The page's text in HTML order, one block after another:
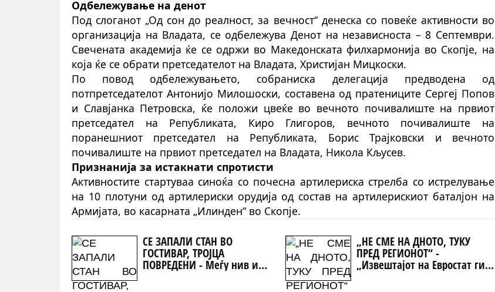
Одбележување на денот
Под слоганот „Од сон до реалност, за вечност“ денеска со повеќе активности во
организација на Владата, се одбележува Денот на независноста – 8 Септември.
Свечената академија ќе се одржи во Македонската филхармонија во Скопје, на
која ќе се обрати претседателот на Владата, Христијан Мицкоски.
По повод одбележувањето, собраниска делегација предводена од
потпретседателот Антонијо Милошоски, составена од пратениците Сергеј Попов
и Славјанка Петровска, ќе положи цвеќе во вечното почивалиште на првиот
претседател на Републиката, Киро Глигоров, вечното почивалиште на
поранешниот претседател на Републиката, Борис Трајковски и вечното
почивалиште на првиот претседател на Владата, Никола Кљусев.
Признанија за истакнати спротисти
Активностите стартуваа синоќа со почесна артилериска стрелба со истрелување
на 10 плотуни од артилериски орудија од состав на артилерискиот баталјон на
Армијата, во касарната „Илинден“ во Скопје.
СЕ ЗАПАЛИ СТАН ВО
ГОСТИВАР, ТРОЈЦА
ПОВРЕДЕНИ - Меѓу нив и
двајца полицајци
„НЕ СМЕ НА ДНОТО, ТУКУ
ПРЕД РЕГИОНОТ“ -
„Извештајот на Евростат ги
руши вашите тврдења“